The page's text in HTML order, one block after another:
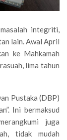
integriti,
lain. Awal April
ke Mahkamah
lima tahun
Pustaka (DBP)
Ini bermaksud
juga
tidak mudah